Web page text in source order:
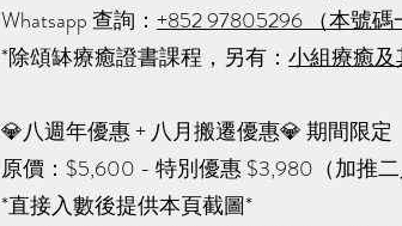
Whatsapp 查詢： +852 97805296 （本號碼
*除頌缽療癒證書課程，另有 ： 小組療癒
💎八週年優惠 + 八月搬遷優惠💎 期間限定
原價：$5,600 - 特別優惠 $3,980（加推
*直接入數後提供本頁截圖*